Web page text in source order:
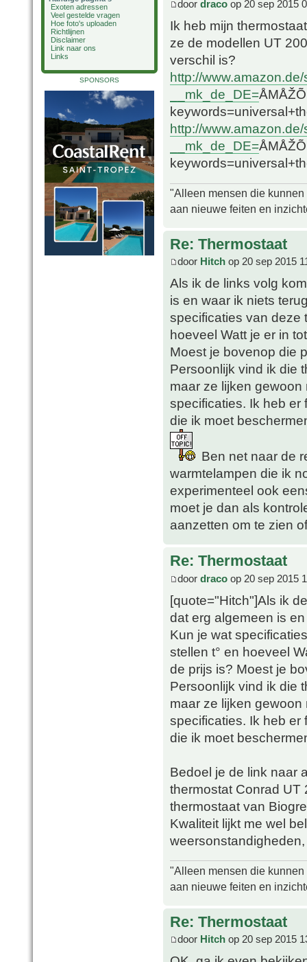
Exoten adressen
Veel gestelde vragen
Hoe foto's uploaden
Richtlijnen
Disclaimer
Link naar ons
Links
SPONSORS
door draco op 20 sep 2015
Ik heb mijn
ze de modellen UT
verschil is?
http://
__mk_de_DE=
http://
__mk_de_DE=
"Alleen mensen die
aan nieuwe feiten en
Re: Thermostaat
door Hitch op 20 sep 2015
Als ik de links volg
is en waar ik niets
specificaties van deze
hoeveel Watt je er in
Moest je bovenop die
Persoonlijk vind ik die
maar ze lijken
specificaties. Ik heb er
die ik moet
Ben net naar de
warmtelampen die ik
experimenteel ook
moet je dan als
aanzetten om te zien
Re: Thermostaat
door draco op 20 sep 2015
[quote="Hitch"]Als ik
dat erg algemeen is
Kun je wat
stellen t° en hoeveel
de prijs is? Moest je
Persoonlijk vind ik die
maar ze lijken
specificaties. Ik heb er
die ik moet
Bedoel je de link naar
thermostat Conrad UT
thermostaat van
Kwaliteit lijkt me wel
"Alleen mensen die
aan nieuwe feiten en
Re: Thermostaat
door Hitch op 20 sep 2015